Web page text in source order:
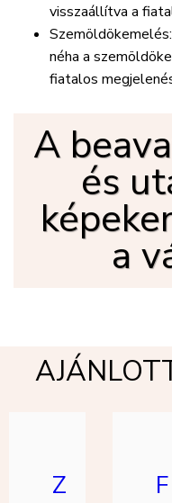
visszaállítva a
Szemöldökemelés:
néha a
fiatalos
A
és
a
Z
F